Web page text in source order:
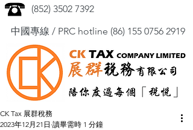
(852) 3502 7392
中國專線 / PRC hotline (86) 155 0756 2919
CK Tax 展群稅務
2023年12月21日 讀畢需時 1 分鐘